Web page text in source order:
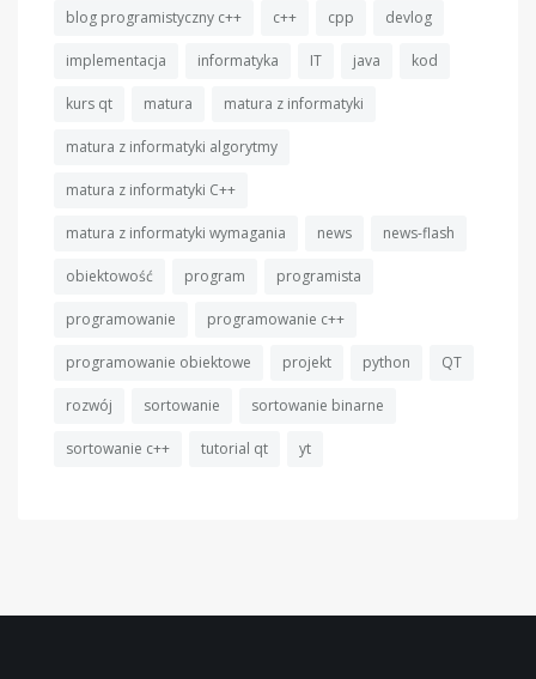
blog programistyczny c++ c++ cpp devlog
implementacja informatyka IT java kod
kurs qt matura matura z informatyki
matura z informatyki algorytmy
matura z informatyki C++
matura z informatyki wymagania news news-flash
obiektowość program programista
programowanie programowanie c++
programowanie obiektowe projekt python QT
rozwój sortowanie sortowanie binarne
sortowanie c++ tutorial qt yt